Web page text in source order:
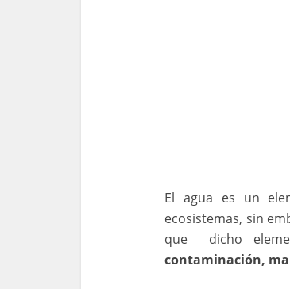
El agua es un
ecosistemas, sin
que dicho
contaminación,